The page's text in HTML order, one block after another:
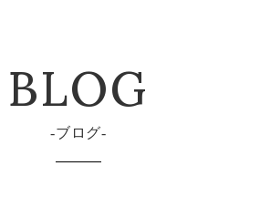
BLOG
ブログ